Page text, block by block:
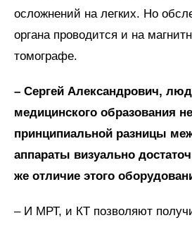
осложнений на легких. Но
органа проводится и на
томографе.
– Сергей Александрович,
медицинского образования
принципиальной разницы
аппараты визуально
же отличие этого
– И МРТ, и КТ позволяют